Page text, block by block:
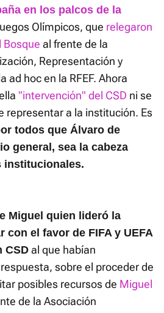
en los palcos de la
Olímpicos, que relegaron
Bosque al frente de la
Representación y
ad hoc en la RFEF. Ahora
"intervención" del CSD ni se
representar a la institución. Es
todos que Álvaro de
general, sea la cabeza
institucionales.
Miguel quien lideró la
con el favor de FIFA y UEFA
CSD al que habían
sobre el proceder de
posibles recursos de Miguel
de la Asociación